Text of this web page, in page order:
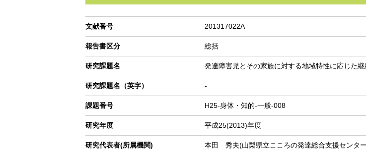
文献番号 201317022A
報告書区分 総括
研究課題名 発達障害児とその家族に対する地域特性に応じた
研究課題名（英字） -
課題番号 H25-身体・知的-一般-008
研究年度 平成25(2013)年度
研究代表者(所属機関) 本田 秀夫(山梨県立こころの発達総合支援センタ